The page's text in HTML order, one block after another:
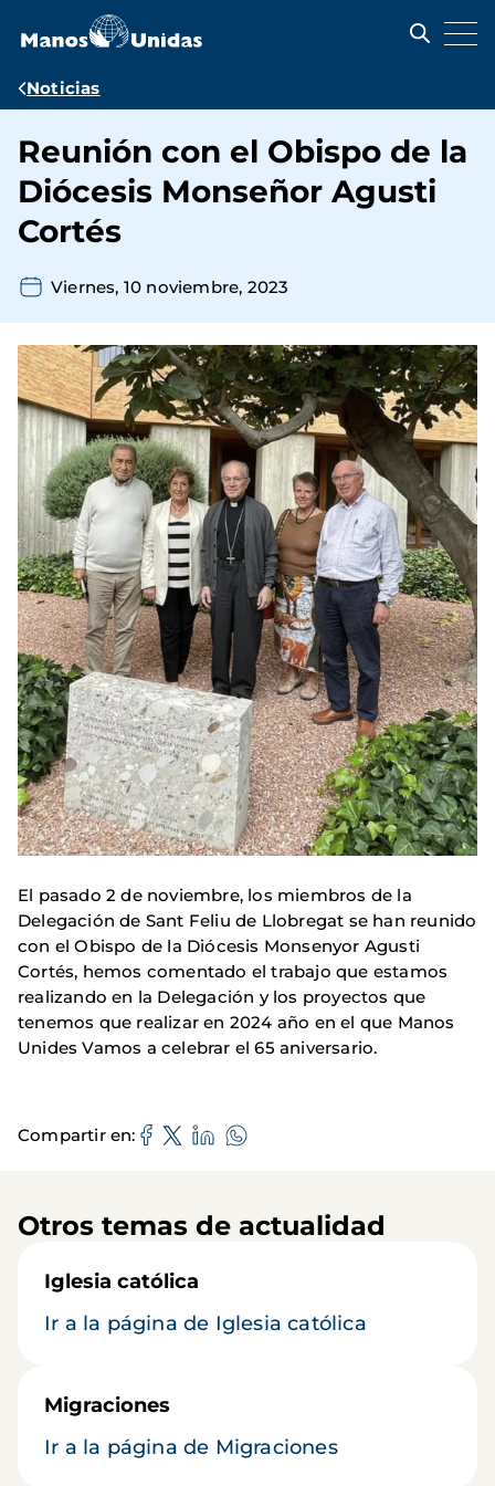
contenido
Ruta
navegación
Noticias
Reunión con el Obispo de la
Diócesis Monseñor Agusti
Cortés
Viernes, 10 noviembre, 2023
El pasado 2 de noviembre, los miembros de la
Delegación de Sant Feliu de Llobregat se han reunido
con el Obispo de la Diócesis Monsenyor Agusti
Cortés, hemos comentado el trabajo que estamos
realizando en la Delegación y los proyectos que
tenemos que realizar en 2024 año en el que Manos
Unides Vamos a celebrar el 65 aniversario.
Compartir en
Otros temas de actualidad
Iglesia católica
Ir a la página de Iglesia católica
Migraciones
Ir a la página de Migraciones